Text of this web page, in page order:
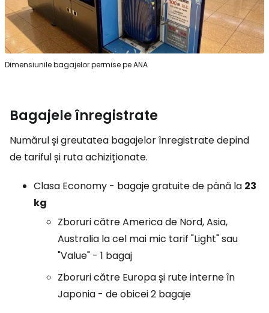
Dimensiunile bagajelor permise pe ANA
Bagajele înregistrate
Numărul și greutatea bagajelor înregistrate depind
de tariful și ruta achiziționate.
Clasa Economy - bagaje gratuite de până la 23
kg
Zboruri către America de Nord, Asia,
Australia la cel mai mic tarif "Light" sau
"Value" - 1 bagaj
Zboruri către Europa și rute interne în
Japonia - de obicei 2 bagaje